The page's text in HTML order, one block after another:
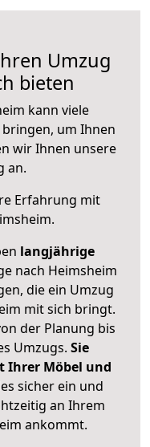
Umzug
bieten
kann viele
um Ihnen
wir Ihnen unsere
an.
Erfahrung mit
.
langjährige
nach Heimsheim
die ein Umzug
mit sich bringt.
der Planung bis
Umzugs. Sie
Ihrer Möbel und
sicher ein und
an Ihrem
ankommt.